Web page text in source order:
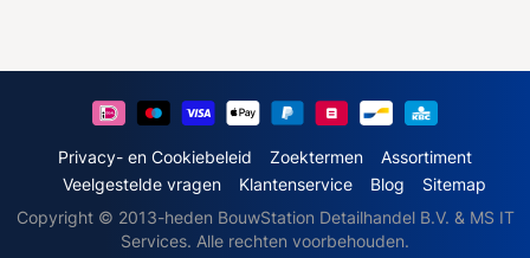
e
o
Privacy- en Cookiebeleid Zoektermen
Assortiment
Veelgestelde vragen
Klantenservice Blog
Sitemap
Copyright © 2013-heden BouwStation Detailhandel B.V. & MS IT
Services. Alle rechten voorbehouden.